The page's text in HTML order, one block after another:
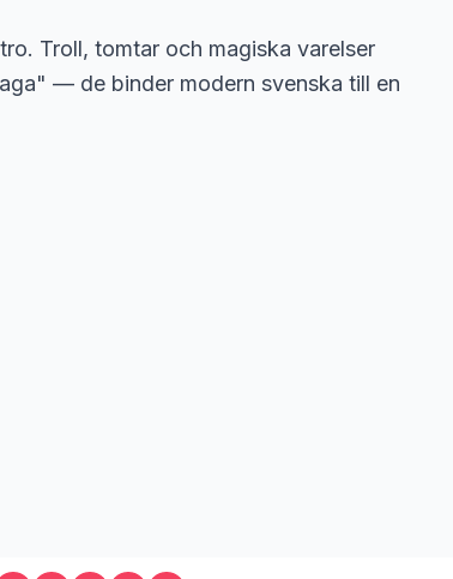
Troll, tomtar och magiska varelser
— de binder modern svenska till en